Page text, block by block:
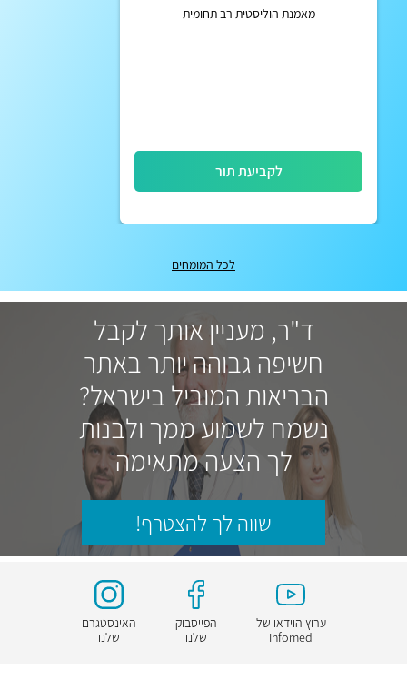
מאמנת הוליסטית רב תחומית
לקביעת תור
לכל המומחים
ד"ר, מעניין אותך לקבל
חשיפה גבוהה יותר באתר
הבריאות המוביל בישראל?
נשמח לשמוע ממך ולבנות
לך הצעה מתאימה
שווה לך להצטרף!
ערוץ הוידאו של
Infomed
הפייסבוק
שלנו
האינסטגרם
שלנו